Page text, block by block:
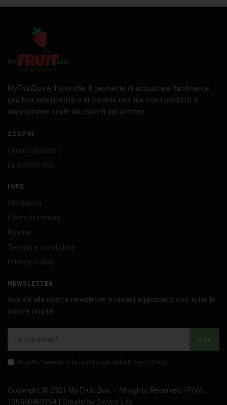
MyFruitBox è il sito che ti permette di acquistare facilmente
una box selezionata o di crearne una tua con i prodotti a
disposizione scelti da esperti del settore
SCOPRI
I nostri prodotti
Le nostre box
INFO
Chi Siamo
Come Funziona
Ricette
Termini e condizioni
Privacy Policy
NEWSLETTER
Iscriviti alla nostra newsletter e rimani aggiornato con tutte le
nostre novità!
Accetto i termini e le condizioni della Privacy Policy
Copyright © 2021 My Fruit Box – All rights Reserved | PIVA
130550480154 | Create by Swype Lab